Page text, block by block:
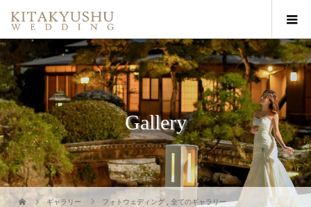
Gallery
ギャラリー フォトウェディング ,全てのギャラリー